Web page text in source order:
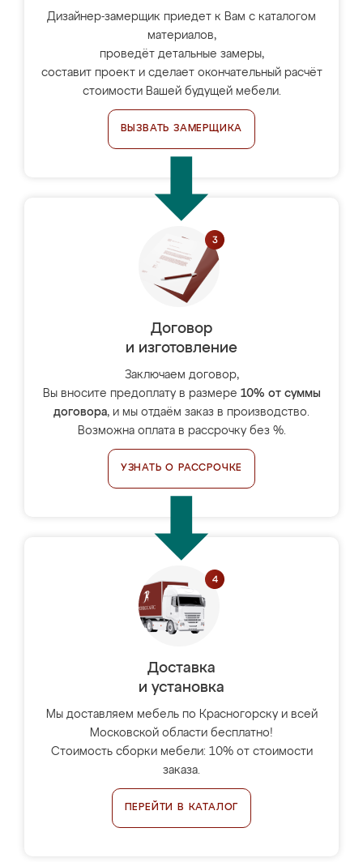
Дизайнер-замерщик приедет к Вам с каталогом
материалов,
проведёт детальные замеры,
составит проект и сделает окончательный расчёт
стоимости Вашей будущей мебели.
ВЫЗВАТЬ ЗАМЕРЩИКА
Договор
и изготовление
Заключаем договор,
Вы вносите предоплату в размере 10% от суммы
договора, и мы отдаём заказ в производство.
Возможна оплата в рассрочку без %.
УЗНАТЬ О РАССРОЧКЕ
Доставка
и установка
Мы доставляем мебель по Красногорску и всей
Московской области бесплатно!
Стоимость сборки мебели: 10% от стоимости
заказа.
ПЕРЕЙТИ В КАТАЛОГ